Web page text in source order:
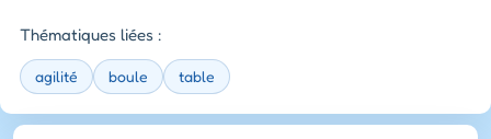
Thématiques liées :
agilité boule table